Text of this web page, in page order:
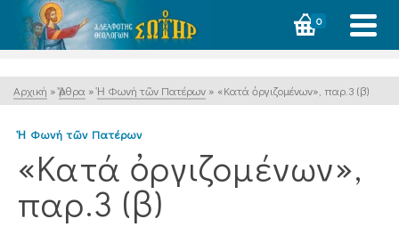
0
Αρχική » Ἄρθρα » Ἡ Φωνή τῶν Πατέρων » «Κατά ὀργιζομένων», παρ.3 (β)
Ἡ Φωνή τῶν Πατέρων
«Κατά ὀργιζομένων»,
παρ.3 (β)